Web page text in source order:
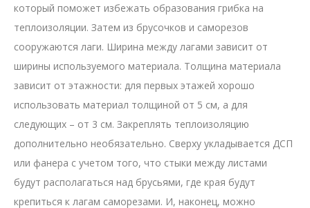
который поможет избежать образования грибка на
теплоизоляции. Затем из брусочков и саморезов
сооружаются лаги. Ширина между лагами зависит от
ширины используемого материала. Толщина материала
зависит от этажности: для первых этажей хорошо
использовать материал толщиной от 5 см, а для
следующих – от 3 см. Закреплять теплоизоляцию
дополнительно необязательно. Сверху укладывается ДСП
или фанера с учетом того, что стыки между листами
будут располагаться над брусьями, где края будут
крепиться к лагам саморезами. И, наконец, можно